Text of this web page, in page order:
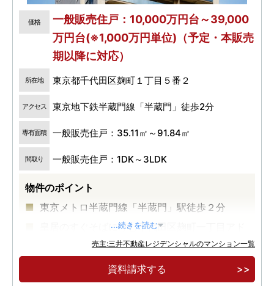
価格
一般販売住戸：10,000万円台～39,000
万円台(※1,000万円単位)（予定・本販売
期以降に対応）
所在地 東京都千代田区麹町１丁目５番２
アクセス 東京地下鉄半蔵門線「半蔵門」徒歩2分
専有面積 一般販売住戸：35.11㎡～91.84㎡
間取り 一般販売住戸：1DK～3LDK
物件のポイント
東京メトロ半蔵門線「半蔵門」駅徒歩２分
皇居のすぐそばに佇む千代田区麹町一丁目アド
約７０年定期転借地権付マンション
...続きを読む
売主:三井不動産レジデンシャルのマンション一覧
資料請求する